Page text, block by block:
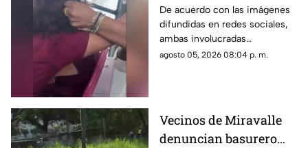
transporte público
termina en jalones de
cabello
De acuerdo con las imágenes
difundidas en redes sociales,
ambas involucradas
comenzaron a intercambiar
agosto 05, 2026 08:04 p. m.
Vecinos de Miravalle
denuncian basurero